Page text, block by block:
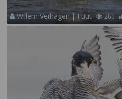
Willem Verhagen | Fuut 261